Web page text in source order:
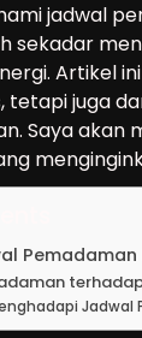
jadwal
sekadar
Artikel
tetapi juga
Saya akan
Pemadaman
Jadwal